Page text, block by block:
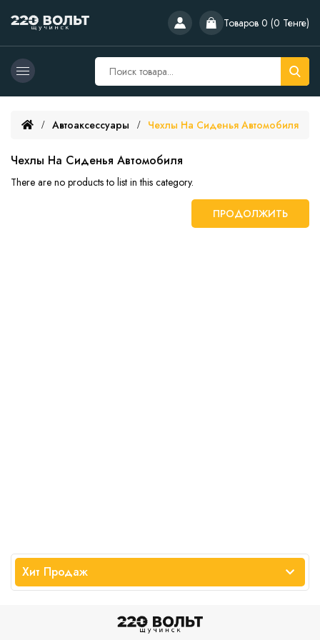
Товаров 0 (0 Тенге)
Автоаксессуары Чехлы На Сиденья Автомобиля
Чехлы На Сиденья Автомобиля
There are no products to list in this category.
ПРОДОЛЖИТЬ
Хит Продаж